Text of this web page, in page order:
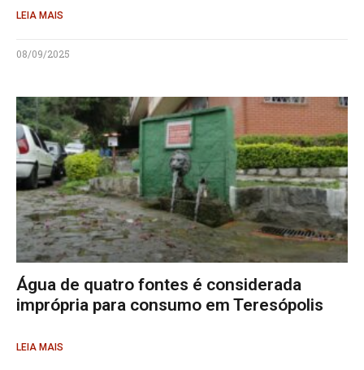
LEIA MAIS
08/09/2025
Água de quatro fontes é considerada
imprópria para consumo em Teresópolis
LEIA MAIS